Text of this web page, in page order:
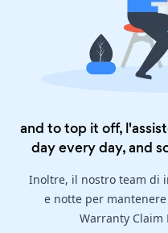
and to top it off,
day every day, and
Inoltre, il nostro team di
e notte per
Warranty Claim